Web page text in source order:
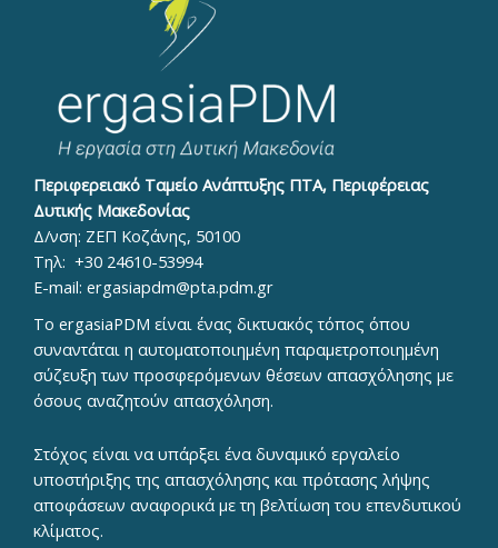
Περιφερειακό Ταμείο Ανάπτυξης ΠΤΑ, Περιφέρειας
Δυτικής Μακεδονίας
Δ/νση: ΖΕΠ Κοζάνης, 50100
Τηλ: +30 24610-53994
E-mail: ergasiapdm@pta.pdm.gr
To ergasiaPDM είναι ένας δικτυακός τόπος όπου
συναντάται η αυτοματοποιημένη παραμετροποιημένη
σύζευξη των προσφερόμενων θέσεων απασχόλησης με
όσους αναζητούν απασχόληση.
Στόχος είναι να υπάρξει ένα δυναμικό εργαλείο
υποστήριξης της απασχόλησης και πρότασης λήψης
αποφάσεων αναφορικά με τη βελτίωση του επενδυτικού
κλίματος.